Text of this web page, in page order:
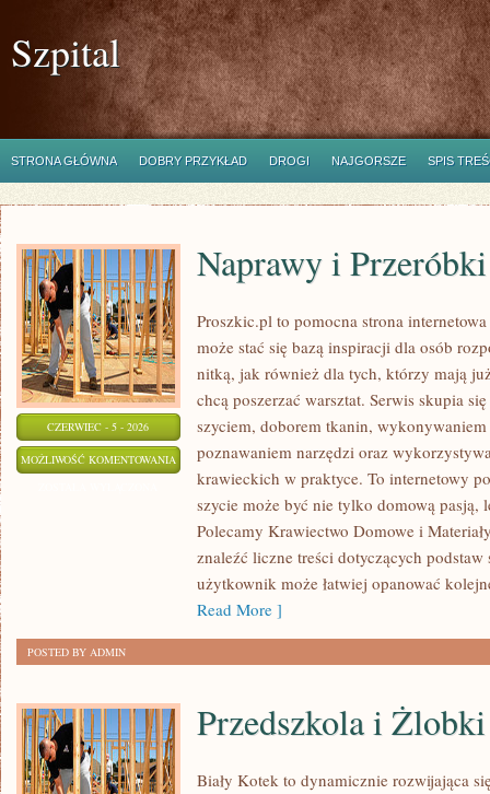
Szpital
STRONA GŁÓWNA DOBRY PRZYKŁAD DROGI NAJGORSZE SPIS
CZERWIEC - 5 - 2026
MOŻLIWOŚĆ KOMENTOWANIA NAPRAWY
PRZERÓBKI
Naprawy i Przeróbki
Proszkic.pl to pomocna strona
może stać się bazą inspiracji dla osób
nitką, jak również dla tych, którzy mają
chcą poszerzać warsztat. Serwis skupia
szyciem, doborem tkanin,
poznawaniem narzędzi oraz
krawieckich w praktyce. To internetowy
szycie może być nie tylko domową pasją,
Polecamy Krawiectwo Domowe i
znaleźć liczne treści dotyczących
użytkownik może łatwiej opanować
Read More ]
POSTED BY ADMIN
Przedszkola i Żlobki
Biały Kotek to dynamicznie rozwijająca